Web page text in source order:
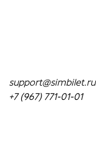
support@simbilet.ru
+7 (967) 771-01-01